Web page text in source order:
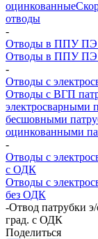
оцинкованные
отводы
-
Отводы в ППУ ПЭ
Отводы в ППУ ПЭ
-
Отводы с
Отводы с ВГП
бесшовными
оцинкованными
-
Отводы с
с ОДК
Отводы с
без ОДК
-Отвод патрубки
град. с ОДК
Поделиться